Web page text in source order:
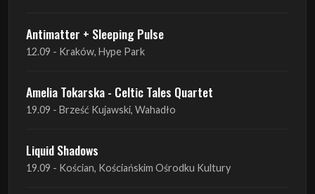
Antimatter + Sleeping Pulse
12.09 - Kraków, Hype Park
Amelia Tokarska - Celtic Tales Quartet
19.09 - Brześć Kujawski, Wahadło
Liquid Shadows
19.09 - Kościan, Kościańskim Ośrodku Kultury